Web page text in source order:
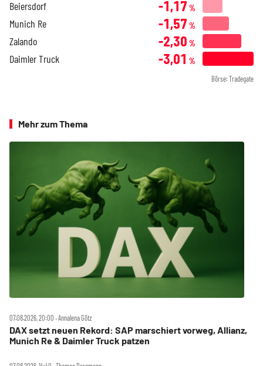
Beiersdorf -1,17 %
Munich Re -1,57 %
Zalando -2,30 %
Daimler Truck -3,01 %
Börse: Tradegate
Mehr zum Thema
07.08.2026, 20:00 ‧ Annalena Götz
DAX setzt neuen Rekord: SAP marschiert vorweg, Allianz,
Munich Re & Daimler Truck patzen